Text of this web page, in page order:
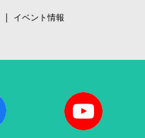
イベント情報